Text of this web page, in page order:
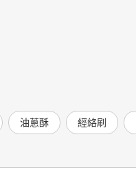
油蔥酥 經絡刷